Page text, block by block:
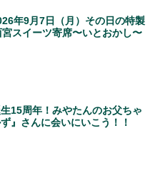
年9月7日（月）その日の特製
スイーツ寄席〜いとおかし〜
15周年！みやたんのお父ちゃ
』さんに会いにいこう！！